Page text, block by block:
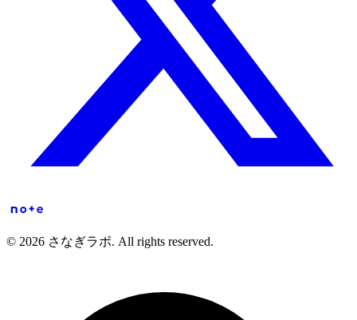
© 2026 さなぎラボ. All rights reserved.